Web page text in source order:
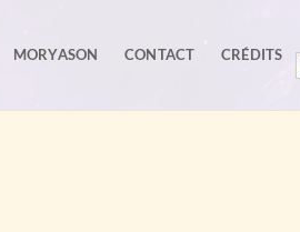
MORYASON CONTACT CRÉDITS